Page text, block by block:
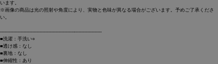
います。
※画像の商品は光の照射や角度により、実物と色味が異なる場合がございます。予めご了承くださ
い。
----------------------------------------------------------------------
■洗濯：手洗い○
■透け感：なし
■裏地：なし
■伸縮性：あり